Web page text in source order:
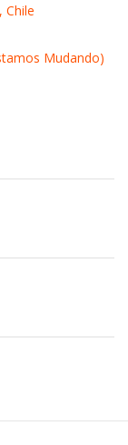
Chile
Mudando)